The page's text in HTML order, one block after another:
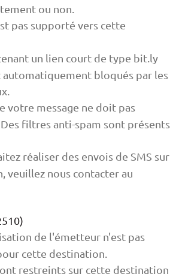
ou non.
pas supporté vers cette
un lien court de type bit.ly
bloqués par les
votre message ne doit pas
filtres anti-spam sont présents
réaliser des envois de SMS sur
veuillez nous contacter au
de l'émetteur n'est pas
cette destination.
restreints sur cette destination